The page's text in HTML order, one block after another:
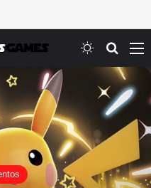
Switch skin